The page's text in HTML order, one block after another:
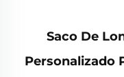
Saco De
Personalizado